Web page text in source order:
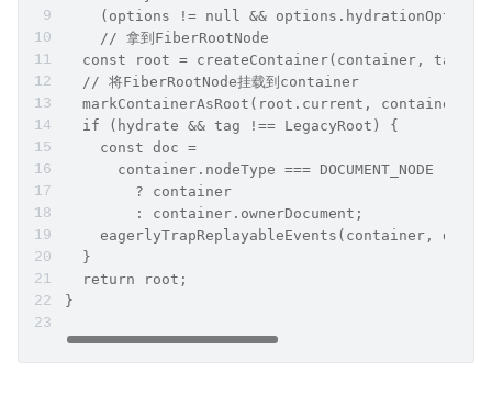
(options != null &&
    // 拿到FiberRootNode
const root = createContainer(container, tag,
  // 将FiberRootNode挂载到container
  markContainerAsRoot(root.current, container);
  if (hydrate && tag !== LegacyRoot) {
    const doc =
      container.nodeType === DOCUMENT_NODE
        ? container
        : container.ownerDocument;
    eagerlyTrapReplayableEvents(container, doc);
  }
  return root;
}